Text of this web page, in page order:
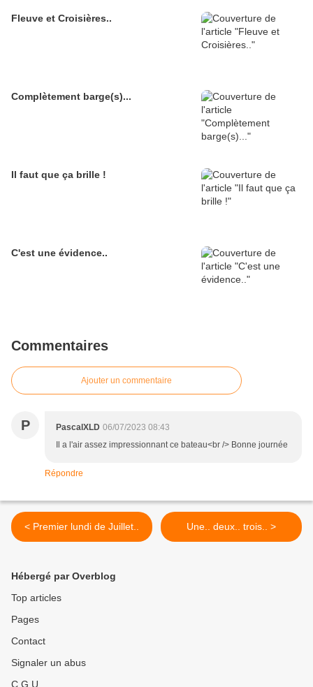
Fleuve et Croisières..
Complètement barge(s)...
Il faut que ça brille !
C'est une évidence..
Commentaires
Ajouter un commentaire
P PascalXLD 06/07/2023 08:43
Il a l'air assez impressionnant ce bateau<br /> Bonne journée
Répondre
< Premier lundi de Juillet.. Une.. deux.. trois.. >
Hébergé par Overblog
Top articles
Pages
Contact
Signaler un abus
C.G.U.